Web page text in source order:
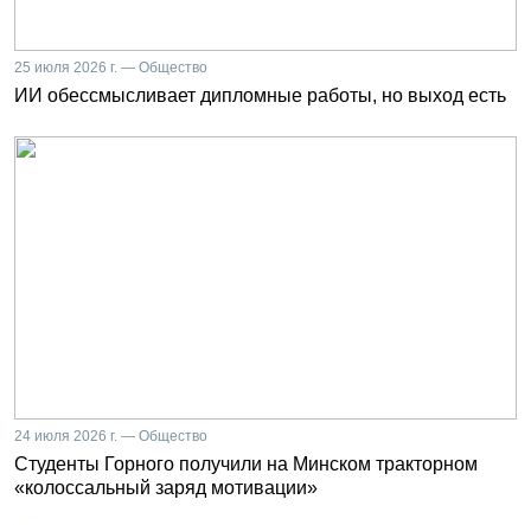
25 июля 2026 г. — Общество
ИИ обессмысливает дипломные работы, но выход есть
24 июля 2026 г. — Общество
Студенты Горного получили на Минском тракторном
«колоссальный заряд мотивации»